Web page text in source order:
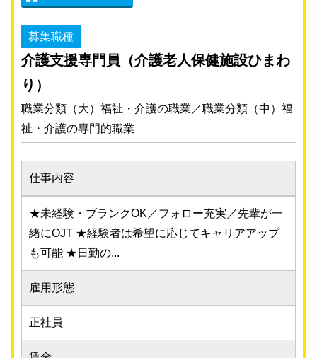
募集職種
介護支援専門員（介護老人保健施設ひまわ
り）
職業分類（大）福祉・介護の職業／職業分類（中）福
祉・介護の専門的職業
仕事内容
★未経験・ブランクOK／フォロー充実／先輩が一
緒にOJT ★経験者は希望に応じてキャリアアップ
も可能 ★日勤の...
雇用形態
正社員